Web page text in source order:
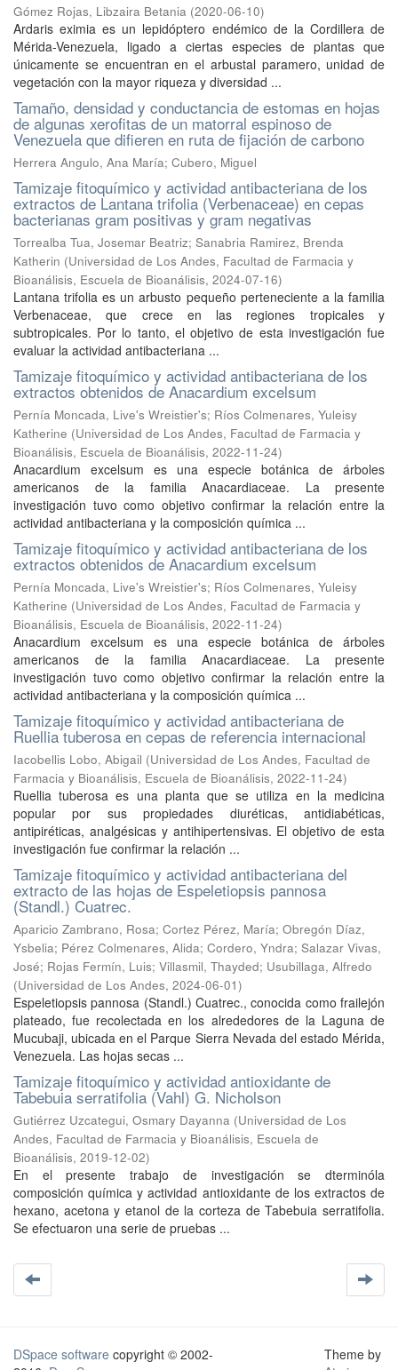
Gómez Rojas, Libzaira Betania (2020-06-10)
Ardaris eximia es un lepidóptero endémico de la Cordillera de
Mérida-Venezuela, ligado a ciertas especies de plantas que
únicamente se encuentran en el arbustal paramero, unidad de
vegetación con la mayor riqueza y diversidad ...
Tamaño, densidad y conductancia de estomas en hojas
de algunas xerofitas de un matorral espinoso de
Venezuela que difieren en ruta de fijación de carbono
Herrera Angulo, Ana María; Cubero, Miguel
Tamizaje fitoquímico y actividad antibacteriana de los
extractos de Lantana trifolia (Verbenaceae) en cepas
bacterianas gram positivas y gram negativas
Torrealba Tua, Josemar Beatriz; Sanabria Ramirez, Brenda
Katherin (Universidad de Los Andes, Facultad de Farmacia y
Bioanálisis, Escuela de Bioanálisis, 2024-07-16)
Lantana trifolia es un arbusto pequeño perteneciente a la familia
Verbenaceae, que crece en las regiones tropicales y
subtropicales. Por lo tanto, el objetivo de esta investigación fue
evaluar la actividad antibacteriana ...
Tamizaje fitoquímico y actividad antibacteriana de los
extractos obtenidos de Anacardium excelsum
Pernía Moncada, Live's Wreistier's; Ríos Colmenares, Yuleisy
Katherine (Universidad de Los Andes, Facultad de Farmacia y
Bioanálisis, Escuela de Bioanálisis, 2022-11-24)
Anacardium excelsum es una especie botánica de árboles
americanos de la familia Anacardiaceae. La presente
investigación tuvo como objetivo confirmar la relación entre la
actividad antibacteriana y la composición química ...
Tamizaje fitoquímico y actividad antibacteriana de los
extractos obtenidos de Anacardium excelsum
Pernía Moncada, Live's Wreistier's; Ríos Colmenares, Yuleisy
Katherine (Universidad de Los Andes, Facultad de Farmacia y
Bioanálisis, Escuela de Bioanálisis, 2022-11-24)
Anacardium excelsum es una especie botánica de árboles
americanos de la familia Anacardiaceae. La presente
investigación tuvo como objetivo confirmar la relación entre la
actividad antibacteriana y la composición química ...
Tamizaje fitoquímico y actividad antibacteriana de
Ruellia tuberosa en cepas de referencia internacional
Iacobellis Lobo, Abigail (Universidad de Los Andes, Facultad de
Farmacia y Bioanálisis, Escuela de Bioanálisis, 2022-11-24)
Ruellia tuberosa es una planta que se utiliza en la medicina
popular por sus propiedades diuréticas, antidiabéticas,
antipiréticas, analgésicas y antihipertensivas. El objetivo de esta
investigación fue confirmar la relación ...
Tamizaje fitoquímico y actividad antibacteriana del
extracto de las hojas de Espeletiopsis pannosa
(Standl.) Cuatrec.
Aparicio Zambrano, Rosa; Cortez Pérez, María; Obregón Díaz,
Ysbelia; Pérez Colmenares, Alida; Cordero, Yndra; Salazar Vivas,
José; Rojas Fermín, Luis; Villasmil, Thayded; Usubillaga, Alfredo
(Universidad de Los Andes, 2024-06-01)
Espeletiopsis pannosa (Standl.) Cuatrec., conocida como frailejón
plateado, fue recolectada en los alrededores de la Laguna de
Mucubaji, ubicada en el Parque Sierra Nevada del estado Mérida,
Venezuela. Las hojas secas ...
Tamizaje fitoquímico y actividad antioxidante de
Tabebuia serratifolia (Vahl) G. Nicholson
Gutiérrez Uzcategui, Osmary Dayanna (Universidad de Los
Andes, Facultad de Farmacia y Bioanálisis, Escuela de
Bioanálisis, 2019-12-02)
En el presente trabajo de investigación se dterminóla
composición química y actividad antioxidante de los extractos de
hexano, acetona y etanol de la corteza de Tabebuia serratifolia.
Se efectuaron una serie de pruebas ...
DSpace software copyright © 2002-
Theme by